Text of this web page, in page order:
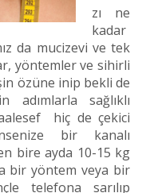
zı ne
kadar
da mucizevi ve tek
yöntemler ve sihirli
özüne inip bekli de
sağlıklı
hiç de çekici
bir kanalı
bire ayda 10-15 kg
bir yöntem veya bir
telefona sarılıp